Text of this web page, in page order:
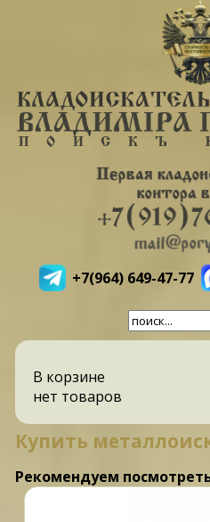
+7(964) 649-47-77
В корзине
нет товаров
Купить
Рекомендуем